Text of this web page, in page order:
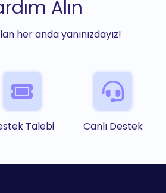
Alın
her anda yanınızdayız!
Talebi Canlı Destek